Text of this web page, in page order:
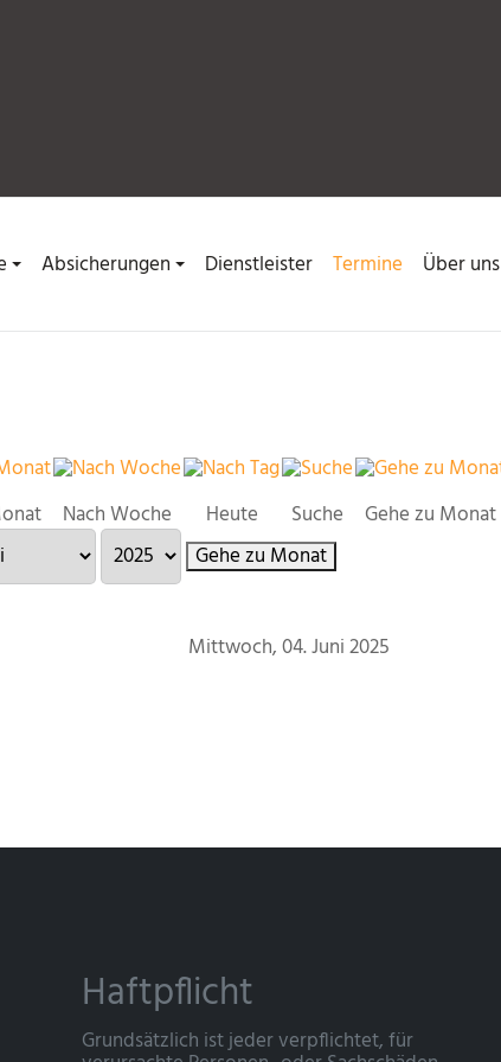
Absicherungen Dienstleister Termine Über uns
Nach Woche Heute Suche
Gehe zu Monat
Gehe zu Monat
Mittwoch, 04. Juni 2025
Haftpflicht
Grundsätzlich ist jeder verpflichtet, für